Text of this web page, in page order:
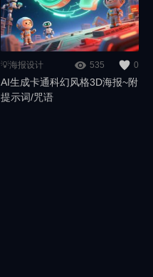
💡海报设计 535 0
AI生成卡通科幻风格3D海报~附
提示词/咒语